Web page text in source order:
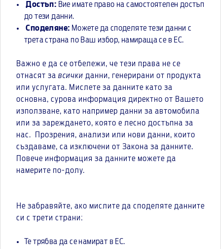
Достъп: Вие имате право на самостоятелен достъп
до тези данни.
Споделяне: Можете да споделяте тези данни с
трета страна по Ваш избор, намираща се в ЕС.
Важно е да се отбележи, че тези права не се
отнасят за всички данни, генерирани от продукта
или услугата. Мислете за данните като за
основна, сурова информация директно от Вашето
използване, като например данни за автомобила
или за зареждането, която е лесно достъпна за
нас. Прозрения, анализи или нови данни, които
създаваме, са изключени от Закона за данните.
Повече информация за данните можете да
намерите по-долу.
Не забравяйте, ако мислите да споделяте данните
си с трети страни:
Те трябва да се намират в ЕС.